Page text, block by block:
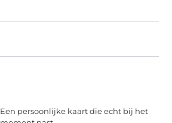
Een persoonlijke kaart die echt bij het